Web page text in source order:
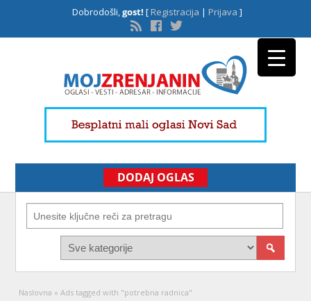
Dobrodošli,gost! [Registracija | Prijava ]
DODAJ OGLAS
Naslovna » Ads tagged with "potrebna radnica"